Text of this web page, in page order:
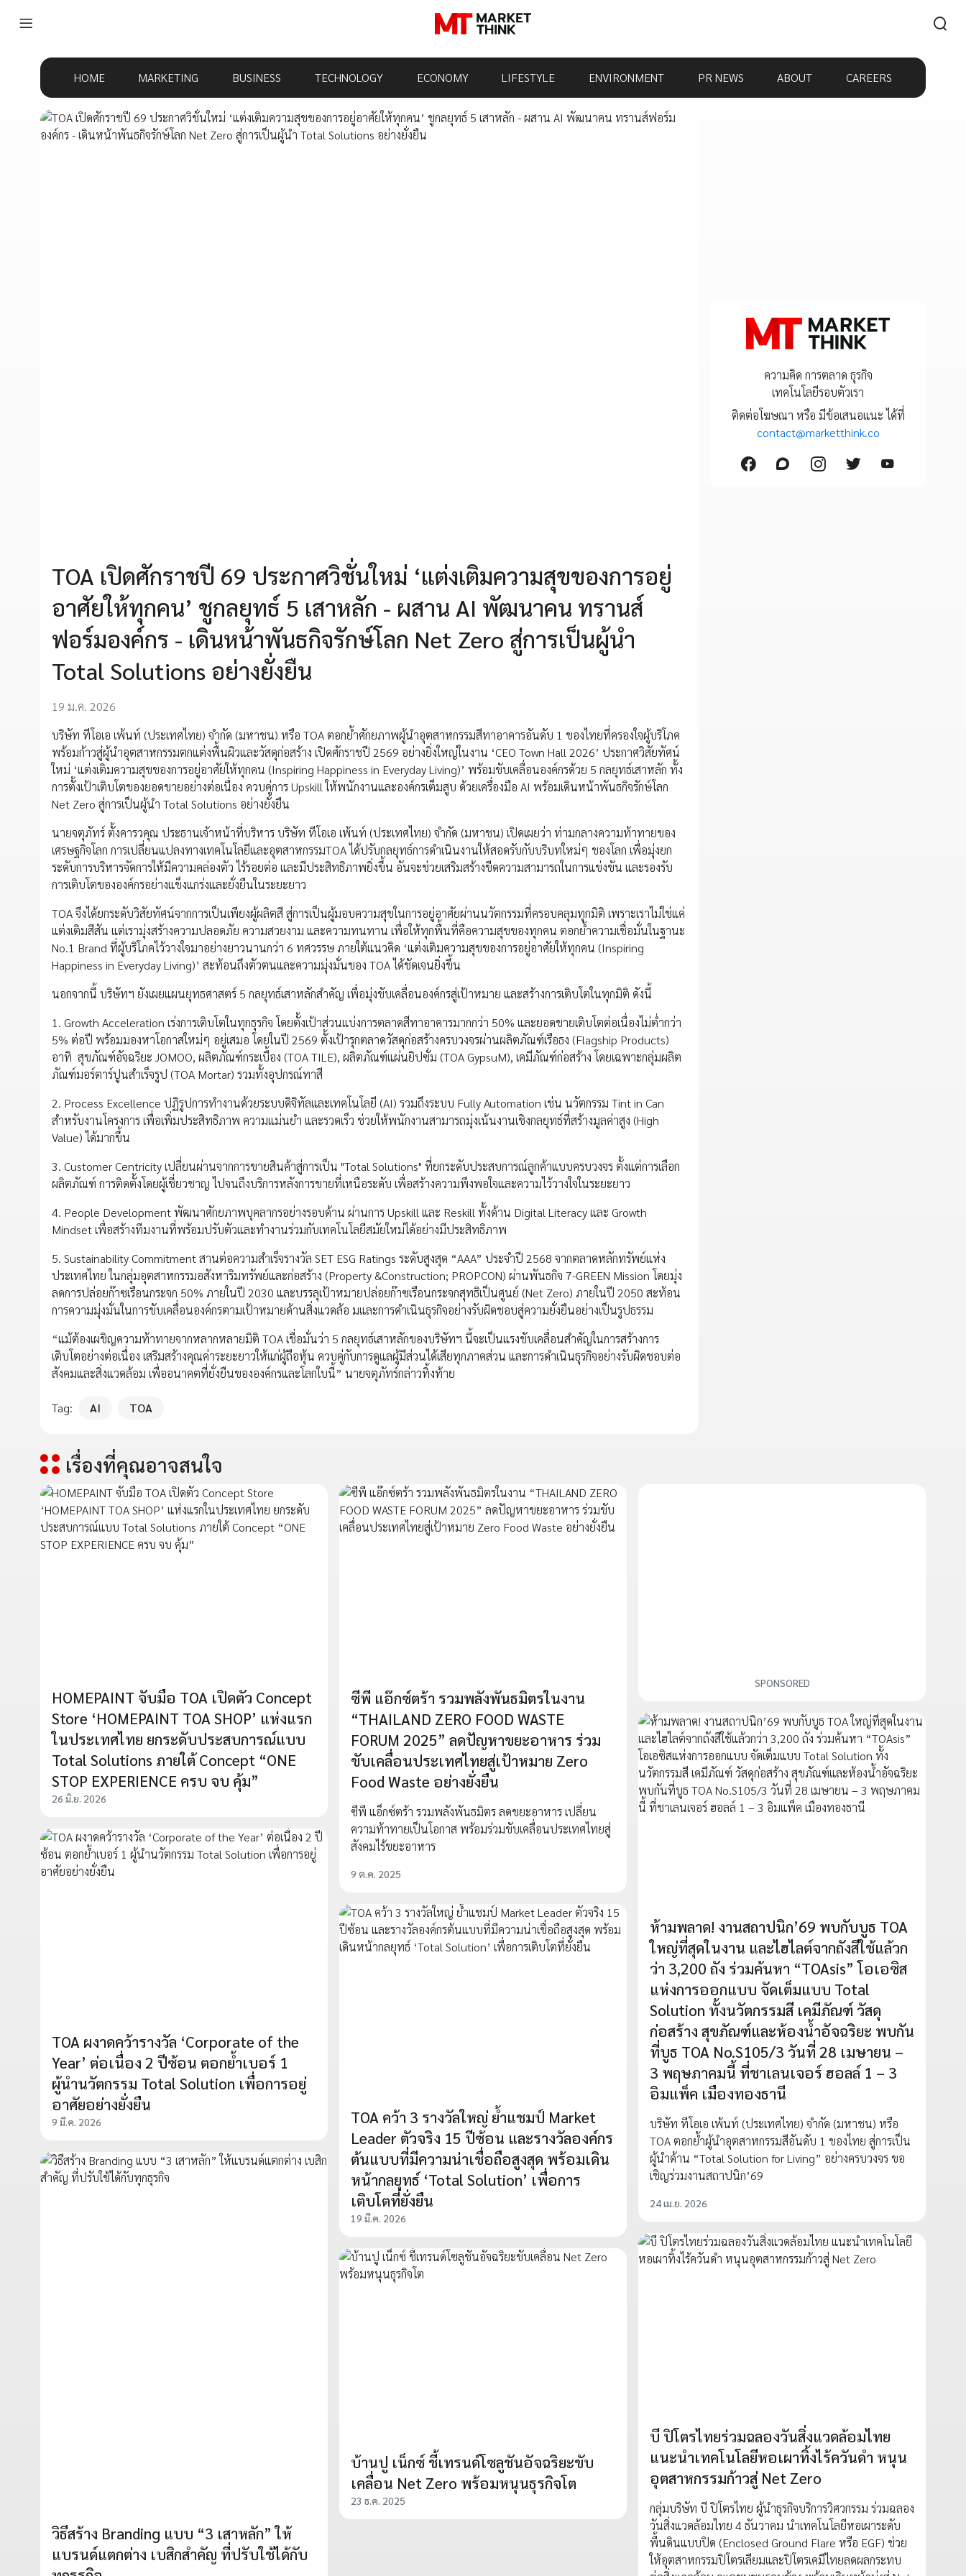
HOME MARKETING BUSINESS TECHNOLOGY ECONOMY LIFESTYLE ENVIRONMENT PR NEWS ABOUT CAREERS
TOA เปิดศักราชปี 69 ประกาศวิชั่นใหม่ ‘แต่งเติมความสุขของการอยู่
อาศัยให้ทุกคน’ ชูกลยุทธ์ 5 เสาหลัก - ผสาน AI พัฒนาคน ทรานส์
ฟอร์มองค์กร - เดินหน้าพันธกิจรักษ์โลก Net Zero สู่การเป็นผู้นำ
Total Solutions อย่างยั่งยืน
19 ม.ค. 2026
บริษัท ทีโอเอ เพ้นท์ (ประเทศไทย) จำกัด (มหาชน) หรือ TOA ตอกย้ำศักยภาพผู้นำอุตสาหกรรมสีทาอาคารอันดับ 1 ของไทยที่ครองใจผู้บริโภค
พร้อมก้าวสู่ผู้นำอุตสาหกรรมตกแต่งพื้นผิวและวัสดุก่อสร้าง เปิดศักราชปี 2569 อย่างยิ่งใหญ่ในงาน ‘CEO Town Hall 2026’ ประกาศวิสัยทัศน์
ใหม่ ‘แต่งเติมความสุขของการอยู่อาศัยให้ทุกคน (Inspiring Happiness in Everyday Living)’ พร้อมขับเคลื่อนองค์กรด้วย 5 กลยุทธ์เสาหลัก ทั้ง
การตั้งเป้าเติบโตของยอดขายอย่างต่อเนื่อง ควบคู่การ Upskill ให้พนักงานและองค์กรเต็มสูบ ด้วยเครื่องมือ AI พร้อมเดินหน้าพันธกิจรักษ์โลก
Net Zero สู่การเป็นผู้นำ Total Solutions อย่างยั่งยืน
นายจตุภัทร์ ตั้งคารวคุณ ประธานเจ้าหน้าที่บริหาร บริษัท ทีโอเอ เพ้นท์ (ประเทศไทย) จำกัด (มหาชน) เปิดเผยว่า ท่ามกลางความท้าทายของ
เศรษฐกิจโลก การเปลี่ยนแปลงทางเทคโนโลยีและอุตสาหกรรมTOA ได้ปรับกลยุทธ์การดำเนินงานให้สอดรับกับบริบทใหม่ๆ ของโลก เพื่อมุ่งยก
ระดับการบริหารจัดการให้มีความคล่องตัว ไร้รอยต่อ และมีประสิทธิภาพยิ่งขึ้น อันจะช่วยเสริมสร้างขีดความสามารถในการแข่งขัน และรองรับ
การเติบโตขององค์กรอย่างแข็งแกร่งและยั่งยืนในระยะยาว
TOA จึงได้ยกระดับวิสัยทัศน์จากการเป็นเพียงผู้ผลิตสี สู่การเป็นผู้มอบความสุขในการอยู่อาศัยผ่านนวัตกรรมที่ครอบคลุมทุกมิติ เพราะเราไม่ใช่แค่
แต่งเติมสีสัน แต่เรามุ่งสร้างความปลอดภัย ความสวยงาม และความทนทาน เพื่อให้ทุกพื้นที่คือความสุขของทุกคน ตอกย้ำความเชื่อมั่นในฐานะ
No.1 Brand ที่ผู้บริโภคไว้วางใจมาอย่างยาวนานกว่า 6 ทศวรรษ ภายใต้แนวคิด ‘แต่งเติมความสุขของการอยู่อาศัยให้ทุกคน (Inspiring
Happiness in Everyday Living)’ สะท้อนถึงตัวตนและความมุ่งมั่นของ TOA ได้ชัดเจนยิ่งขึ้น
นอกจากนี้ บริษัทฯ ยังเผยแผนยุทธศาสตร์ 5 กลยุทธ์เสาหลักสำคัญ เพื่อมุ่งขับเคลื่อนองค์กรสู่เป้าหมาย และสร้างการเติบโตในทุกมิติ ดังนี้
1. Growth Acceleration เร่งการเติบโตในทุกธุรกิจ โดยตั้งเป้าส่วนแบ่งการตลาดสีทาอาคารมากกว่า 50% และยอดขายเติบโตต่อเนื่องไม่ต่ำกว่า
5% ต่อปี พร้อมมองหาโอกาสใหม่ๆ อยู่เสมอ โดยในปี 2569 ตั้งเป้ารุกตลาดวัสดุก่อสร้างครบวงจรผ่านผลิตภัณฑ์เรือธง (Flagship Products)
อาทิ สุขภัณฑ์อัจฉริยะ JOMOO, ผลิตภัณฑ์กระเบื้อง (TOA TILE), ผลิตภัณฑ์แผ่นยิปซั่ม (TOA GypsuM), เคมีภัณฑ์ก่อสร้าง โดยเฉพาะกลุ่มผลิต
ภัณฑ์มอร์ตาร์ปูนสำเร็จรูป (TOA Mortar) รวมทั้งอุปกรณ์ทาสี
2. Process Excellence ปฏิรูปการทำงานด้วยระบบดิจิทัลและเทคโนโลยี (AI) รวมถึงระบบ Fully Automation เช่น นวัตกรรม Tint in Can
สำหรับงานโครงการ เพื่อเพิ่มประสิทธิภาพ ความแม่นยำ และรวดเร็ว ช่วยให้พนักงานสามารถมุ่งเน้นงานเชิงกลยุทธ์ที่สร้างมูลค่าสูง (High
Value) ได้มากขึ้น
3. Customer Centricity เปลี่ยนผ่านจากการขายสินค้าสู่การเป็น "Total Solutions" ที่ยกระดับประสบการณ์ลูกค้าแบบครบวงจร ตั้งแต่การเลือก
ผลิตภัณฑ์ การติดตั้งโดยผู้เชี่ยวชาญ ไปจนถึงบริการหลังการขายที่เหนือระดับ เพื่อสร้างความพึงพอใจและความไว้วางใจในระยะยาว
4. People Development พัฒนาศักยภาพบุคลากรอย่างรอบด้าน ผ่านการ Upskill และ Reskill ทั้งด้าน Digital Literacy และ Growth
Mindset เพื่อสร้างทีมงานที่พร้อมปรับตัวและทำงานร่วมกับเทคโนโลยีสมัยใหม่ได้อย่างมีประสิทธิภาพ
5. Sustainability Commitment สานต่อความสำเร็จรางวัล SET ESG Ratings ระดับสูงสุด “AAA” ประจำปี 2568 จากตลาดหลักทรัพย์แห่ง
ประเทศไทย ในกลุ่มอุตสาหกรรมอสังหาริมทรัพย์และก่อสร้าง (Property &Construction; PROPCON) ผ่านพันธกิจ 7-GREEN Mission โดยมุ่ง
ลดการปล่อยก๊าซเรือนกระจก 50% ภายในปี 2030 และบรรลุเป้าหมายปล่อยก๊าซเรือนกระจกสุทธิเป็นศูนย์ (Net Zero) ภายในปี 2050 สะท้อน
การความมุ่งมั่นในการขับเคลื่อนองค์กรตามเป้าหมายด้านสิ่งแวดล้อ มและการดำเนินธุรกิจอย่างรับผิดชอบสู่ความยั่งยืนอย่างเป็นรูปธรรม
“แม้ต้องเผชิญความท้าทายจากหลากหลายมิติ TOA เชื่อมั่นว่า 5 กลยุทธ์เสาหลักของบริษัทฯ นี้จะเป็นแรงขับเคลื่อนสำคัญในการสร้างการ
เติบโตอย่างต่อเนื่อง เสริมสร้างคุณค่าระยะยาวให้แก่ผู้ถือหุ้น ควบคู่กับการดูแลผู้มีส่วนได้เสียทุกภาคส่วน และการดำเนินธุรกิจอย่างรับผิดชอบต่อ
สังคมและสิ่งแวดล้อม เพื่ออนาคตที่ยั่งยืนขององค์กรและโลกใบนี้” นายจตุภัทร์กล่าวทิ้งท้าย
Tag: AI TOA
ความคิด การตลาด ธุรกิจ
เทคโนโลยีรอบตัวเรา
ติดต่อโฆษณา หรือ มีข้อเสนอแนะ ได้ที่
contact@marketthink.co
เรื่องที่คุณอาจสนใจ
HOMEPAINT จับมือ TOA เปิดตัว Concept
Store ‘HOMEPAINT TOA SHOP’ แห่งแรก
ในประเทศไทย ยกระดับประสบการณ์แบบ
Total Solutions ภายใต้ Concept “ONE
STOP EXPERIENCE ครบ จบ คุ้ม”
26 มิ.ย. 2026
ซีพี แอ๊กซ์ตร้า รวมพลังพันธมิตรในงาน
“THAILAND ZERO FOOD WASTE
FORUM 2025” ลดปัญหาขยะอาหาร ร่วม
ขับเคลื่อนประเทศไทยสู่เป้าหมาย Zero
Food Waste อย่างยั่งยืน
ซีพี แอ็กซ์ตร้า รวมพลังพันธมิตร ลดขยะอาหาร เปลี่ยน
ความท้าทายเป็นโอกาส พร้อมร่วมขับเคลื่อนประเทศไทยสู่
สังคมไร้ขยะอาหาร
9 ต.ค. 2025
SPONSORED
ห้ามพลาด! งานสถาปนิก’69 พบกับบูธ TOA
ใหญ่ที่สุดในงาน และไฮไลต์จากถังสีใช้แล้วก
ว่า 3,200 ถัง ร่วมค้นหา “TOAsis” โอเอซิส
แห่งการออกแบบ จัดเต็มแบบ Total
Solution ทั้งนวัตกรรมสี เคมีภัณฑ์ วัสดุ
ก่อสร้าง สุขภัณฑ์และห้องน้ำอัจฉริยะ พบกัน
ที่บูธ TOA No.S105/3 วันที่ 28 เมษายน –
3 พฤษภาคมนี้ ที่ชาเลนเจอร์ ฮอลล์ 1 – 3
อิมแพ็ค เมืองทองธานี
บริษัท ทีโอเอ เพ้นท์ (ประเทศไทย) จำกัด (มหาชน) หรือ
TOA ตอกย้ำผู้นำอุตสาหกรรมสีอันดับ 1 ของไทย สู่การเป็น
ผู้นำด้าน “Total Solution for Living” อย่างครบวงจร ขอ
เชิญร่วมงานสถาปนิก’69
24 เม.ย. 2026
TOA ผงาดคว้ารางวัล ‘Corporate of the
Year’ ต่อเนื่อง 2 ปีซ้อน ตอกย้ำเบอร์ 1
ผู้นำนวัตกรรม Total Solution เพื่อการอยู่
อาศัยอย่างยั่งยืน
9 มี.ค. 2026
TOA คว้า 3 รางวัลใหญ่ ย้ำแชมป์ Market
Leader ตัวจริง 15 ปีซ้อน และรางวัลองค์กร
ต้นแบบที่มีความน่าเชื่อถือสูงสุด พร้อมเดิน
หน้ากลยุทธ์ ‘Total Solution’ เพื่อการ
เติบโตที่ยั่งยืน
19 มี.ค. 2026
วิธีสร้าง Branding แบบ “3 เสาหลัก” ให้
แบรนด์แตกต่าง เบสิกสำคัญ ที่ปรับใช้ได้กับ
บี ปิโตรไทยร่วมฉลองวันสิ่งแวดล้อมไทย
แนะนำเทคโนโลยีหอเผาทิ้งไร้ควันดำ หนุน
อุตสาหกรรมก้าวสู่ Net Zero
กลุ่มบริษัท บี ปิโตรไทย ผู้นำธุรกิจบริการวิศวกรรม ร่วมฉลอง
วันสิ่งแวดล้อมไทย 4 ธันวาคม นำเทคโนโลยีหอเผาระดับ
พื้นดินแบบปิด (Enclosed Ground Flare หรือ EGF) ช่วย
ให้อุตสาหกรรมปิโตรเลียมและปิโตรเคมีไทยลดผลกระทบ
บ้านปู เน็กซ์ ชี้เทรนด์โซลูชันอัจฉริยะขับ
เคลื่อน Net Zero พร้อมหนุนธุรกิจโต
23 ธ.ค. 2025